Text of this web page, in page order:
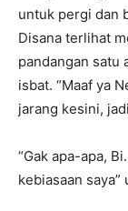
untuk pergi dan
Disana terlihat
pandangan satu
isbat. “Maaf ya
jarang kesini,
“Gak apa-apa,
kebiasaan